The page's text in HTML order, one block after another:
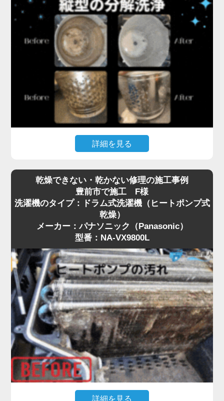
詳細を見る
物に黒いカス（ワカメ）が付く」「洗ってもなんと
なくカビ臭い」といったお悩みはありませんか？
実はそれ、洗濯槽の裏側にびっしりとこびりついた
黒カビや、溶け残った洗剤カスが原因です。
特に豊前市は、設置環境や湿気の影響もあり、購入
から数年で見えない場所がカビだらけになっている
ケースが珍しくありません。
市販のクリーナーによる「つけ置き」だけでは落と
しきれない頑固な汚れには、プロによる洗濯機分解
クリーニングが最も効果的です。
私たち「家電の達人」は、洗濯槽を丸ごと取り外し
て物理的に削ぎ落とす洗濯機分解クリーニングのプ
ロフェッショナルです。
豊前市にお住まいのお客様からも、「新品みたいに
ピカピカになった」「嫌なニオイが消えて柔軟剤の
乾燥できない・乾かない修理の施工事例
豊前市で施工 F様
洗濯機のタイプ：ドラム式洗濯機（ヒートポンプ式
乾燥）
メーカー：パナソニック（Panasonic）
型番：NA-VX9800L
詳細を見る